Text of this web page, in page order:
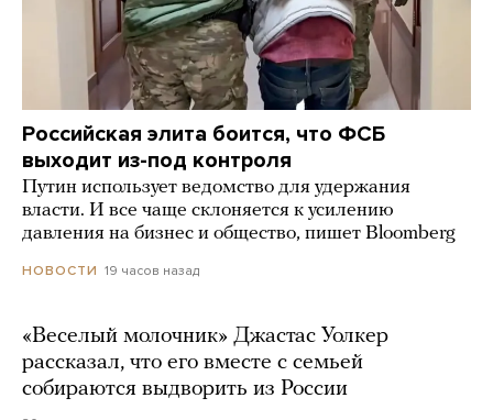
Российская элита боится, что ФСБ
выходит из-под контроля
Путин использует ведомство для удержания
власти. И все чаще склоняется к усилению
давления на бизнес и общество, пишет Bloomberg
НОВОСТИ 19 часов назад
«Веселый молочник» Джастас Уолкер
рассказал, что его вместе с семьей
собираются выдворить из России